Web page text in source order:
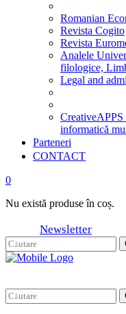
Romanian
Revista Cogito
Revista
Analele
filologice,
Legal and
CreativeAPPS
informatică
Parteneri
CONTACT
0
Nu există produse în coș.
Newsletter